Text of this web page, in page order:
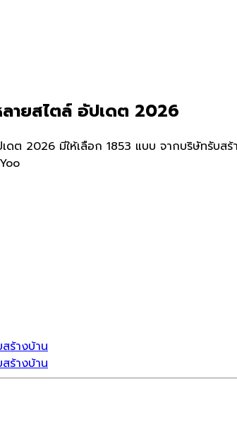
ายสไตล์ อัปเดต 2026
ดต 2026 มีให้เลือก 1853 แบบ จากบริษัทรับ
ร้างบ้าน
ร้างบ้าน